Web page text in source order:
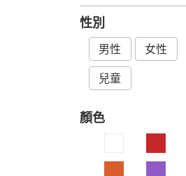
性別
男性 女性
兒童
顏色